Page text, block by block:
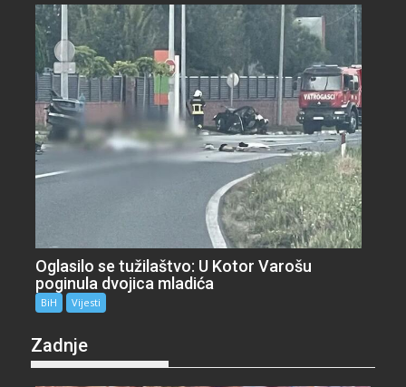
Oglasilo se tužilaštvo: U Kotor Varošu
poginula dvojica mladića
BiH Vijesti
Zadnje